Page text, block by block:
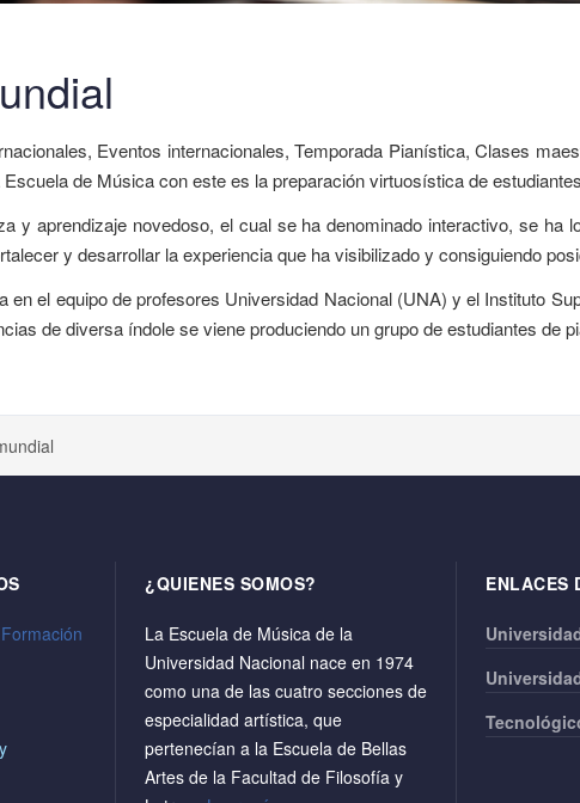
Eventos internacionales, Temporada Pianística, Clases
de Música con este es la preparación virtuosística de
y aprendizaje novedoso, el cual se ha denominado interactivo, se
y desarrollar la experiencia que ha visibilizado y consiguiendo
en el equipo de profesores Universidad Nacional (UNA) y el Instituto
de diversa índole se viene produciendo un grupo de estudiantes de
¿QUIENES SOMOS?
La Escuela de Música de la
Universidad Nacional nace en 1974
como una de las cuatro secciones de
especialidad artística, que
pertenecían a la Escuela de Bellas
Artes de la Facultad de Filosofía y
ENLACES